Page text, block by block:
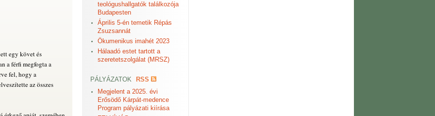
egy követ és
a férfi megfogta a
fel, hogy a
az összes
teológushallgatók találkozója
Budapesten
Április 5-én temetik Répás
Zsuzsannát
Ökumenikus imahét 2023
Hálaadó estet tartott a
szeretetszolgálat (MRSZ)
PÁLYÁZATOK
RSS
Megjelent a 2025. évi
Erősödő Kárpát-medence
Program pályázati kiírása